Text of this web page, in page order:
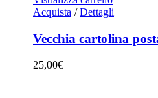
Acquista / Dettagli
Vecchia cartolina
25,00€